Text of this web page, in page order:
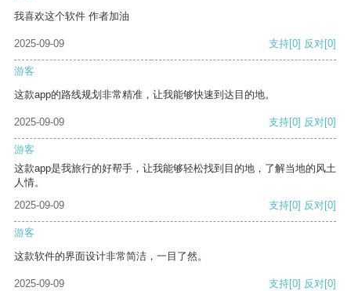
我喜欢这个软件 作者加油
2025-09-09 支持[0] 反对[0]
游客
这款app的路线规划非常精准，让我能够快速到达目的地。
2025-09-09 支持[0] 反对[0]
游客
这款app是我旅行的好帮手，让我能够轻松找到目的地，了解当地的风土
人情。
2025-09-09
支持[0] 反对[0]
游客
这款软件的界面设计非常简洁，一目了然。
2025-09-09 支持[0] 反对[0]